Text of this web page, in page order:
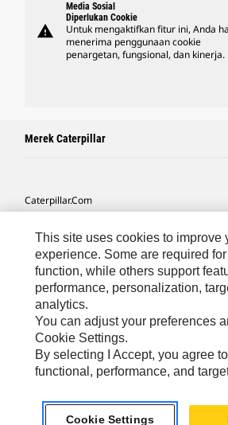
warning
Media Sosial
Diperlukan Cookie
Untuk mengaktifkan fitur ini, Anda
menerima penggunaan cookie
penargetan, fungsional, dan kinerja.
Merek Caterpillar
Caterpillar.com
Preferensi Pemasaran Saya
Peta Situs
Cookie Settings
Hukum
Privasi
Asia Tenggara© 2026 Caterpillar. Hak
This site uses cookies to improve
experience. Some are required
function, while others support
performance, personalization,
analytics.
You can adjust your preferences
Cookie Settings.
By selecting I Accept, you agree
functional, performance, and
Cookie Settings